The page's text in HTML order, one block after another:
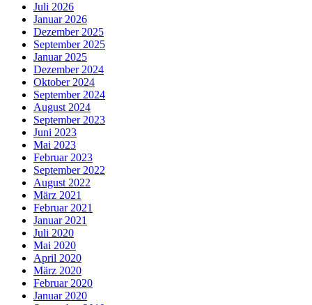
Juli 2026
Januar 2026
Dezember 2025
September 2025
Januar 2025
Dezember 2024
Oktober 2024
September 2024
August 2024
September 2023
Juni 2023
Mai 2023
Februar 2023
September 2022
August 2022
März 2021
Februar 2021
Januar 2021
Juli 2020
Mai 2020
April 2020
März 2020
Februar 2020
Januar 2020